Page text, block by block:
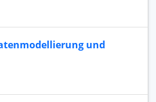
und